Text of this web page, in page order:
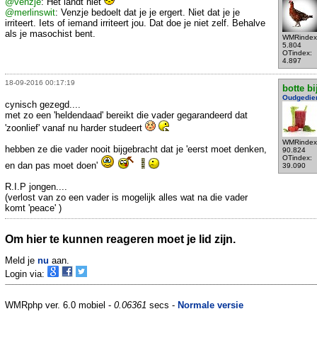
5.804
OTindex:
4.897
@merlinswit: Venzje bedoelt dat je je ergert. Niet dat je je
irriteert. Iets of iemand irriteert jou. Dat doe je niet zelf. Behalve
als je masochist bent.
18-09-2016 00:17:19
botte
90.824
OTindex:
39.090
cynisch gezegd....
met zo een 'heldendaad' bereikt die vader gegarandeerd dat
'zoonlief' vanaf nu harder studeert
hebben ze die vader nooit bijgebracht dat je 'eerst moet denken,
en dan pas moet doen'
R.I.P jongen....
(verlost van zo een vader is mogelijk alles wat na die vader
komt 'peace' )
Om hier te kunnen reageren moet je lid zijn.
Meld je nu aan.
Login via:
WMRphp ver. 6.0 mobiel - 0.06361 secs - Normale versie